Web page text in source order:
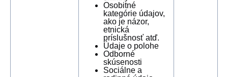
Osobitné
kategórie údajov,
ako je názor,
etnická
príslušnosť atď.
Údaje o polohe
Odborné
skúsenosti
Sociálne a